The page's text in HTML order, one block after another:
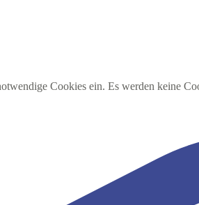
Cookies ein. Es werden keine